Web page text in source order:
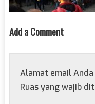
Add a Comment
Alamat email
Ruas yang wajib